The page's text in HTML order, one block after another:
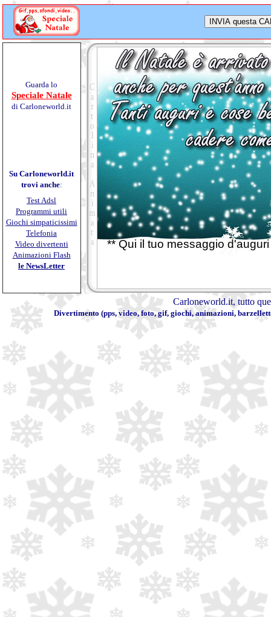
Guarda lo
Speciale Natale
di Carloneworld.it
Su Carloneworld.it
trovi anche:
Test Adsl
Programmi utili
Giochi simpaticissimi
Telefonia
Video divertenti
Animazioni Flash
le NewsLetter
** Qui il tuo messaggio d'auguri
Carloneworld.it, tutto
Divertimento (pps, video,foto,gif, giochi,animazioni,